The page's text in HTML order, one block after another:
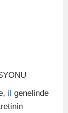
il genelinde